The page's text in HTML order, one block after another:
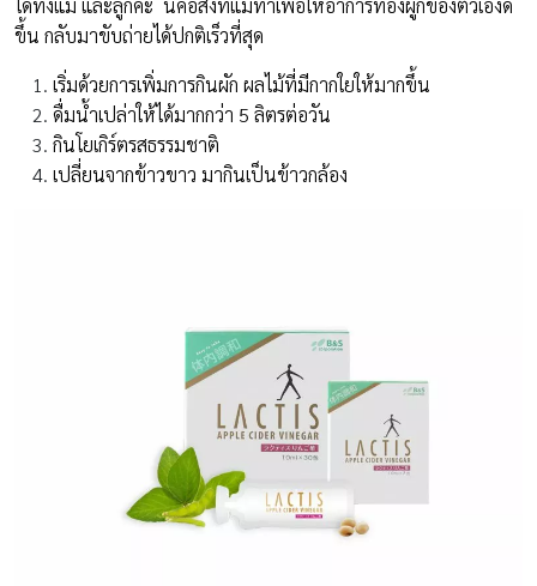
ขึ้น กลับมาขับถ่ายได้ปกติเร็วที่สุด
เริ่มด้วยการเพิ่มการกินผัก ผลไม้ที่มีกากใยให้มากขึ้น
ดื่มน้ำเปล่าให้ได้มากกว่า 5 ลิตรต่อวัน
กินโยเกิร์ตรสธรรมชาติ
เปลี่ยนจากข้าวขาว มากินเป็นข้าวกล้อง